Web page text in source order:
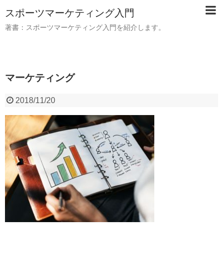
スポーツマーケティング入門
著書：スポーツマーケティング入門を紹介します。
マーケティング
2018/11/20